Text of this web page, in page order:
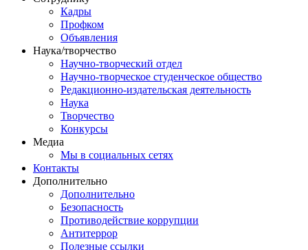
Кадры
Профком
Объявления
Наука/творчество
Научно-творческий отдел
Научно-творческое студенческое общество
Редакционно-издательская деятельность
Наука
Творчество
Конкурсы
Медиа
Мы в социальных сетях
Контакты
Дополнительно
Дополнительно
Безопасность
Противодействие коррупции
Антитеррор
Полезные ссылки